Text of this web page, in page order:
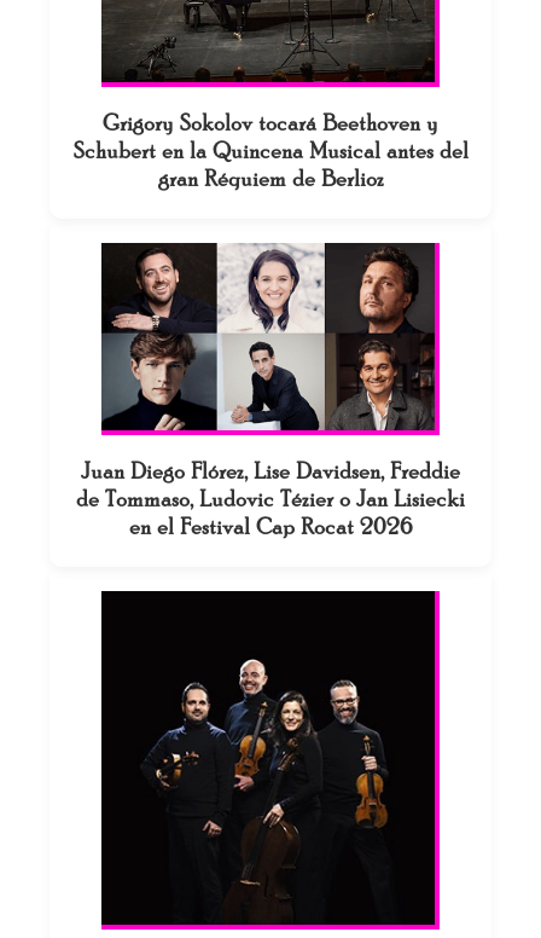
Grigory Sokolov tocará Beethoven y
Schubert en la Quincena Musical antes del
gran Réquiem de Berlioz
Juan Diego Flórez, Lise Davidsen, Freddie
de Tommaso, Ludovic Tézier o Jan Lisiecki
en el Festival Cap Rocat 2026